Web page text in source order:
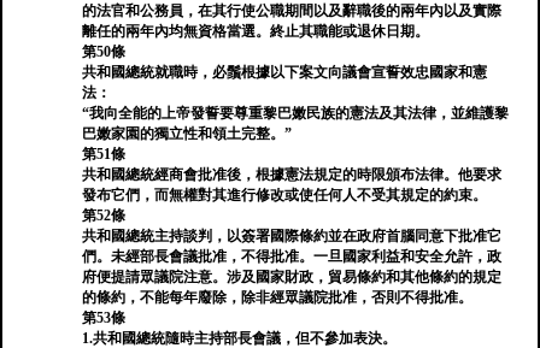
的法官和公務員，在其行使公職期間以及辭職後的兩年內以及實際
離任的兩年內均無資格當選。終止其職能或退休日期。
第50條
共和國總統就職時，必鬚根據以下案文向議會宣誓效忠國家和憲
法：
“我向全能的上帝發誓要尊重黎巴嫩民族的憲法及其法律，並維護黎
巴嫩家園的獨立性和領土完整。”
第51條
共和國總統經商會批准後，根據憲法規定的時限頒布法律。他要求
發布它們，而無權對其進行修改或使任何人不受其規定的約束。
第52條
共和國總統主持談判，以簽署國際條約並在政府首腦同意下批准它
們。未經部長會議批准，不得批准。一旦國家利益和安全允許，政
府便提請眾議院注意。涉及國家財政，貿易條約和其他條約的規定
的條約，不能每年廢除，除非經眾議院批准，否則不得批准。
第53條
1.共和國總統隨時主持部長會議，但不參加表決。